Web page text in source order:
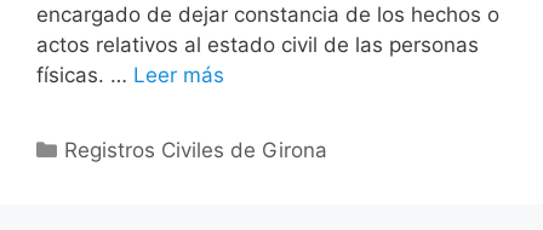
encargado de dejar constancia de los hechos o
actos relativos al estado civil de las personas
físicas. … Leer más
Categorías
Registros Civiles de Girona